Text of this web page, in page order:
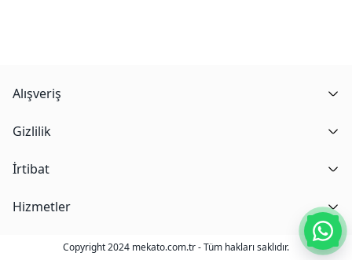
Alışveriş
Gizlilik
İrtibat
Hizmetler
Copyright 2024 mekato.com.tr - Tüm hakları saklıdır.